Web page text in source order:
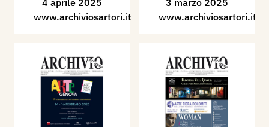
4 aprile 2025
www.archiviosartori.it
3 marzo 2025
www.archiviosartori.it